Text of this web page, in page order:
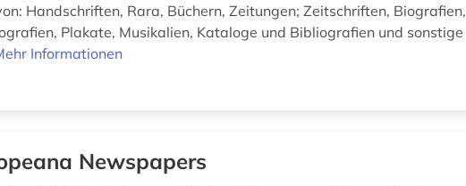
Handschriften, Rara, Büchern, Zeitungen; Zeitschriften, Biografien,
Plakate, Musikalien, Kataloge und Bibliografien und sonstige
Informationen
Newspapers